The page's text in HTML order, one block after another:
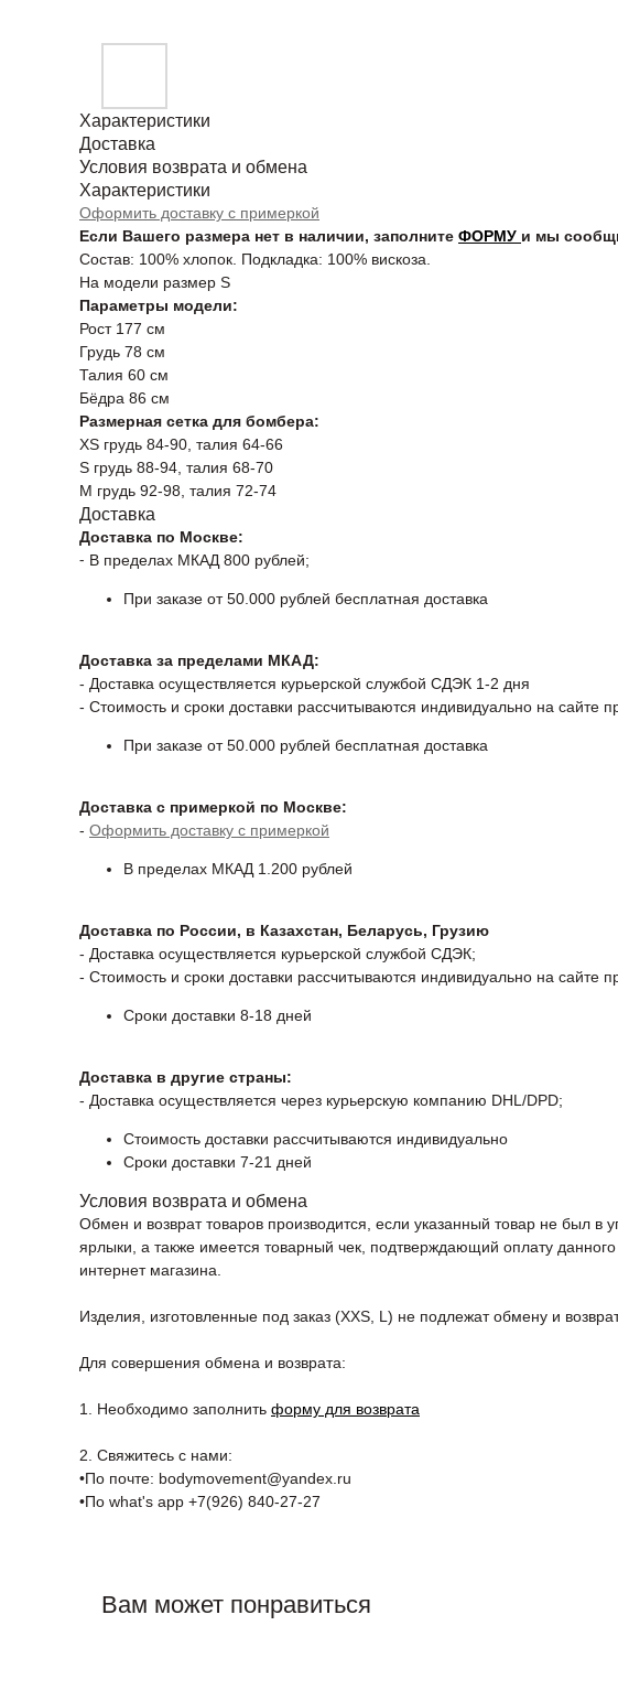
Характеристики
Доставка
Условия возврата и обмена
Характеристики
Оформить доставку с примеркой
Если Вашего размера нет в наличии, заполните ФОРМУ и мы
Состав: 100% хлопок. Подкладка: 100% вискоза.
На модели размер S
Параметры модели:
Рост 177 см
Грудь 78 см
Талия 60 см
Бёдра 86 см
Размерная сетка для бомбера:
XS грудь 84-90, талия 64-66
S грудь 88-94, талия 68-70
М грудь 92-98, талия 72-74
Доставка
Доставка по Москве:
⁃ В пределах МКАД 800 рублей;
При заказе от 50.000 рублей бесплатная доставка
Доставка за пределами МКАД:
- Доставка осуществляется курьерской службой СДЭК 1-2 дня
- Стоимость и сроки доставки рассчитываются индивидуально на сайте
При заказе от 50.000 рублей бесплатная доставка
Доставка с примеркой по Москве:
- Оформить доставку с примеркой
В пределах МКАД 1.200 рублей
Доставка по России, в Казахстан, Беларусь, Грузию
- Доставка осуществляется курьерской службой СДЭК;
- Стоимость и сроки доставки рассчитываются индивидуально на сайте
Сроки доставки 8-18 дней
Доставка в другие страны:
- Доставка осуществляется через курьерскую компанию DHL/DPD;
Стоимость доставки рассчитываются индивидуально
Сроки доставки 7-21 дней
Условия возврата и обмена
Обмен и возврат товаров производится, если указанный товар не был в
ярлыки, а также имеется товарный чек, подтверждающий оплату
интернет магазина.
Изделия, изготовленные под заказ (XXS, L) не подлежат обмену и
Для совершения обмена и возврата:
1. Необходимо заполнить форму для возврата
2. Свяжитесь с нами:
•По почте: bodymovement@yandex.ru
•По what's app +7(926) 840-27-27
Вам может понравиться